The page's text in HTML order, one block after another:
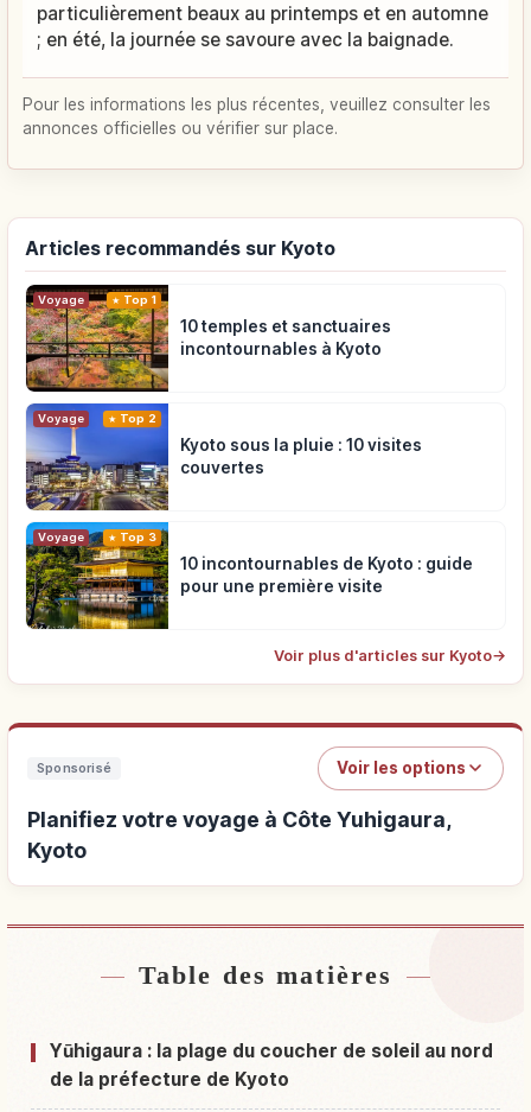
particulièrement beaux au printemps et en automne
; en été, la journée se savoure avec la baignade.
Pour les informations les plus récentes, veuillez consulter les
annonces officielles ou vérifier sur place.
Articles recommandés sur Kyoto
Voyage Top 1
10 temples et sanctuaires
incontournables à Kyoto
Voyage Top 2
Kyoto sous la pluie : 10 visites
couvertes
Voyage Top 3
10 incontournables de Kyoto : guide
pour une première visite
Voir plus d'articles sur Kyoto→
Sponsorisé Voir les options
Planifiez votre voyage à Côte Yuhigaura,
Kyoto
Hébergements près de Côte Yuhigaura, Kyoto
Activités à Côte Yuhigaura, Kyoto↗
Table des matières
Yūhigaura : la plage du coucher de soleil au nord
de la préfecture de Kyoto